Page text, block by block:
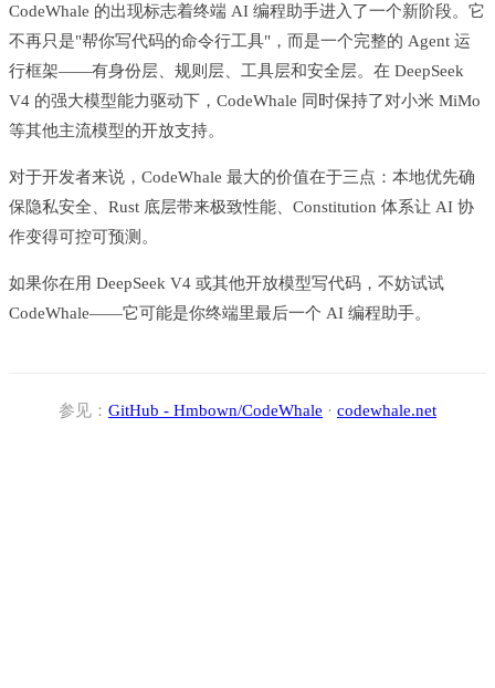
CodeWhale 的出现标志着终端 AI 编程助手进入了一个新阶段。它
不再只是"帮你写代码的命令行工具"，而是一个完整的 Agent 运
行框架——有身份层、规则层、工具层和安全层。在 DeepSeek
V4 的强大模型能力驱动下，CodeWhale 同时保持了对小米 MiMo
等其他主流模型的开放支持。
对于开发者来说，CodeWhale 最大的价值在于三点：本地优先确
保隐私安全、Rust 底层带来极致性能、Constitution 体系让 AI 协
作变得可控可预测。
如果你在用 DeepSeek V4 或其他开放模型写代码，不妨试试
CodeWhale——它可能是你终端里最后一个 AI 编程助手。
参见： GitHub - Hmbown/CodeWhale · codewhale.net